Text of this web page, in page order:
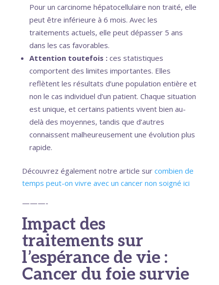
Pour un carcinome hépatocellulaire non traité, elle
peut être inférieure à 6 mois. Avec les
traitements actuels, elle peut dépasser 5 ans
dans les cas favorables.
Attention toutefois :ces statistiques
comportent des limites importantes. Elles
reflètent les résultats d’une population entière et
non le cas individuel d’un patient. Chaque situation
est unique, et certains patients vivent bien au-
delà des moyennes, tandis que d’autres
connaissent malheureusement une évolution plus
rapide.
Découvrez également notre article sur combien de
temps peut-on vivre avec un cancer non soigné ici
———-
Impact des
traitements sur
l’espérance de vie :
Cancer du foie survie